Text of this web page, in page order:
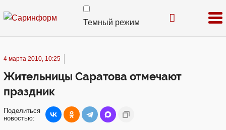
Темный режим
4 марта 2010, 10:25
Жительницы Саратова отмечают
праздник
Поделиться
новостью: